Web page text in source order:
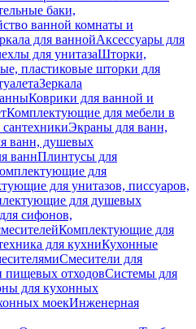
баки,
ванной комнаты и
для ваннойАксессуары для
для унитазаШторки,
пластиковые шторки для
Зеркала
Коврики для ванной и
Комплектующие для мебели в
Экраны для ванн,
ванн, душевых
ваннПлинтусы для
для
для унитазов, писсуаров,
для душевых
сифонов,
Комплектующие для
для кухниКухонные
Смесители для
пищевых отходовСистемы для
для кухонных
моекИнженерная